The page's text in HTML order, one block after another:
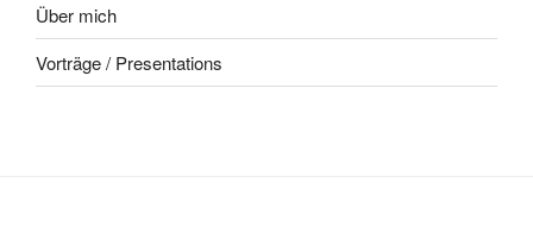
Über mich
Vorträge / Presentations